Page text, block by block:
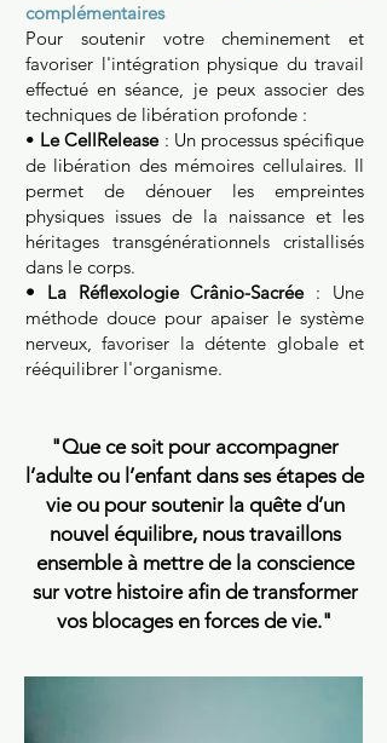
complémentaires
Pour soutenir votre cheminement et
favoriser l'intégration physique du travail
effectué en séance, je peux associer des
techniques de libération profonde :
• Le CellRelease: Un processus spécifique
de libération des mémoires cellulaires. Il
permet de dénouer les empreintes
physiques issues de la naissance et les
héritages transgénérationnels cristallisés
dans le corps.
• La Réflexologie Crânio-Sacrée : Une
méthode douce pour apaiser le système
nerveux, favoriser la détente globale et
rééquilibrer l'organisme.
"Que ce soit pour accompagner
l’adulte ou l’enfant dans ses étapes de
vie ou pour soutenir la quête d’un
nouvel équilibre, nous travaillons
ensemble à mettre de la conscience
sur votre histoire afin de transformer
vos blocages en forces de vie."